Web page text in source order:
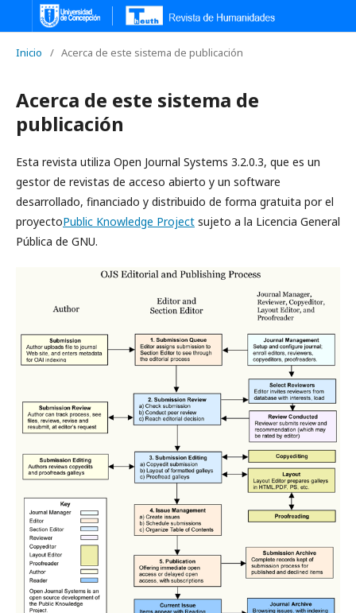
Inicio / Acerca de este sistema de publicación
Acerca de este sistema de
publicación
Esta revista utiliza Open Journal Systems 3.2.0.3, que es un
gestor de revistas de acceso abierto y un software
desarrollado, financiado y distribuido de forma gratuita por el
proyectoPublic Knowledge Project sujeto a la Licencia General
Pública de GNU.